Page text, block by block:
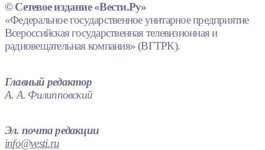
© Сетевое издание «Вести.Ру»
«Федеральное государственное унитарное предприятие
Всероссийская государственная телевизионная и
радиовещательная компания» (ВГТРК).
Главный редактор
А. А. Филипповский
Эл. почта редакции
info@vesti.ru